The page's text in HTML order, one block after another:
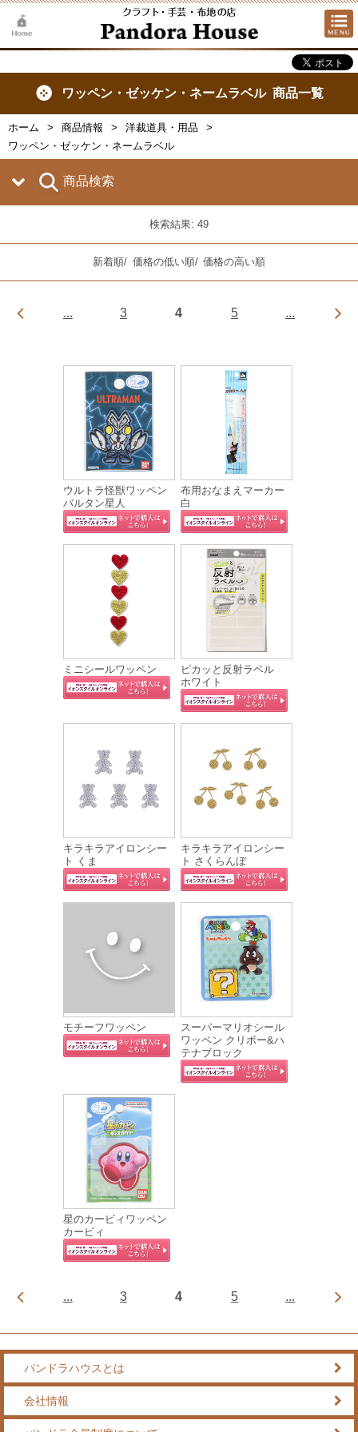
ワッペン・ゼッケン・ネームラベル 商品一覧
ホーム 商品情報
洋裁道具・用品
ワッペン・ゼッケン・ネームラベル
商品検索
検索結果: 49
新着順/ 価格の低い順/ 価格の高い順
... 3 4 5 ...
ウルトラ怪獣ワッペン
バルタン星人
布用おなまえマーカー
白
ミニシールワッペン
ピカッと反射ラベル
ホワイト
キラキラアイロンシー
ト くま
キラキラアイロンシー
ト さくらんぼ
モチーフワッペン
スーパーマリオシール
ワッペン クリボー&ハ
テナブロック
星のカービィワッペン
カービィ
... 3 4 5 ...
パンドラハウスとは
会社情報